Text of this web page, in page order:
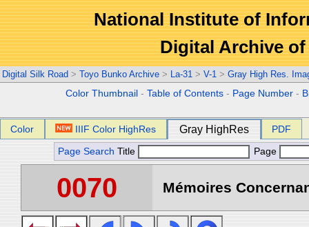
National Institute of
Digital Archive
Digital Silk Road > Toyo Bunko Archive > La-31 > V-1 > Gray High Res.
Color Thumbnail -Table of Contents - Page Number -
Color IIIF Color HighRes Gray HighRes PDF
Page Search Title Page
0070 Mémoires